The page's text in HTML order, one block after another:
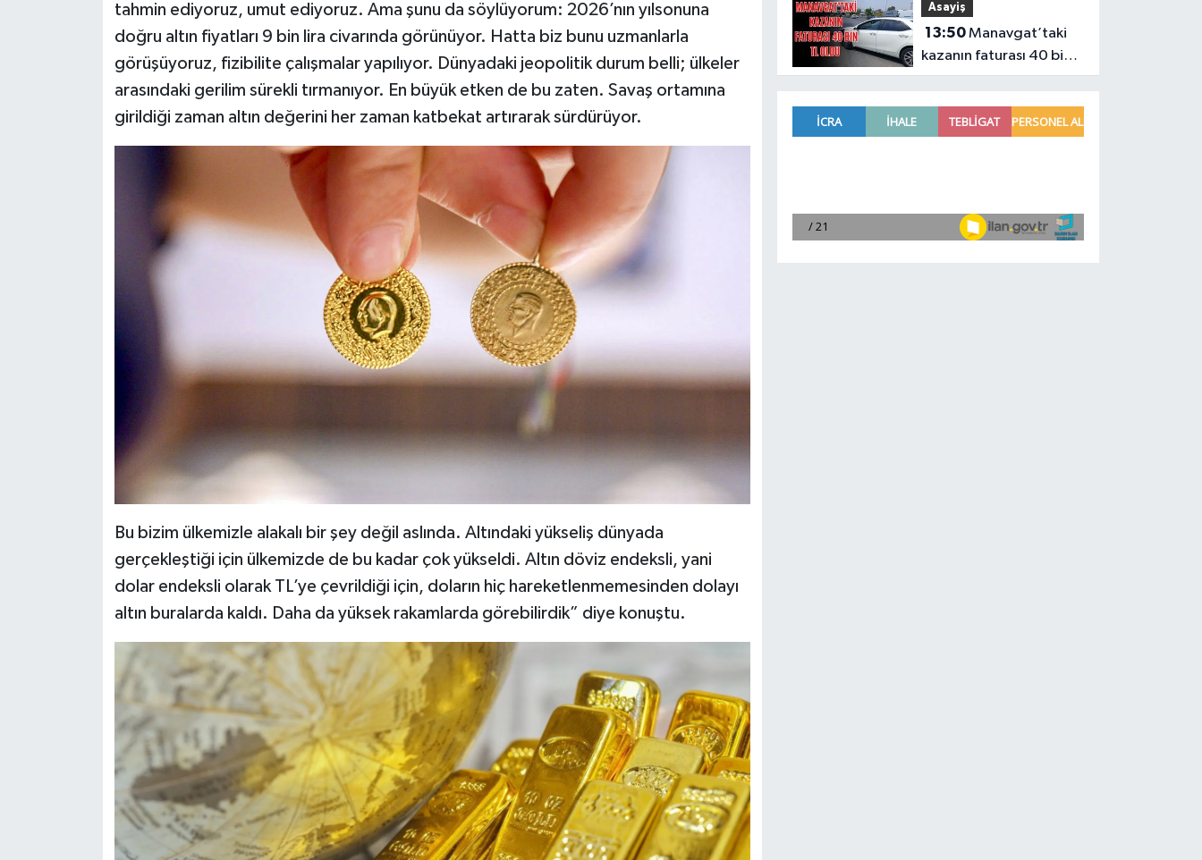
tahmin ediyoruz, umut ediyoruz. Ama şunu da söylüyorum: 2026’nın yılsonuna
doğru altın fiyatları 9 bin lira civarında görünüyor. Hatta biz bunu uzmanlarla
görüşüyoruz, fizibilite çalışmalar yapılıyor. Dünyadaki jeopolitik durum belli; ülkeler
arasındaki gerilim sürekli tırmanıyor. En büyük etken de bu zaten. Savaş ortamına
girildiği zaman altın değerini her zaman katbekat artırarak sürdürüyor.
Bu bizim ülkemizle alakalı bir şey değil aslında. Altındaki yükseliş dünyada
gerçekleştiği için ülkemizde de bu kadar çok yükseldi. Altın döviz endeksli, yani
dolar endeksli olarak TL’ye çevrildiği için, doların hiç hareketlenmemesinden dolayı
altın buralarda kaldı. Daha da yüksek rakamlarda görebilirdik” diye konuştu.
Asayiş
13:50Manavgat’taki
kazanın faturası 40 bin
TL oldu